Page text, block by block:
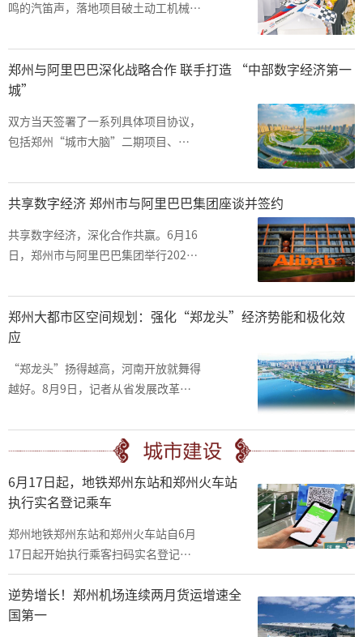
鸣的汽笛声，落地项目破土动工机械轰
共同打造着一支铿锵协奏曲，奏响了郑
州高质量发展的最强音。
郑州与阿里巴巴深化战略合作 联手打造 “中部数字经济第一
城”
双方当天签署了一系列具体项目协议，
包括郑州“城市大脑”二期项目、
人才战略合作等。
共享数字经济 郑州市与阿里巴巴集团座谈并签约
共享数字经济，深化合作共赢。6月16
日，郑州市与阿里巴巴集团举行2020
深化数字城市建设战略合作协议。
郑州大都市区空间规划：强化“郑龙头”经济势能和极化效
应
“郑龙头”扬得越高，河南开放就舞得
越好。8月9日，记者从省发展改革委
印发了《郑州大都市区空间规划(2018
—2035年)》(以下简称《规划》)，提
点”空间格局。
6月17日起，地铁郑州东站和郑州火车站
执行实名登记乘车
郑州地铁郑州东站和郑州火车站自6月
17日起开始执行乘客扫码实名登记乘
车，您可通过扫描车站二维码或出示郑
州市、河南省、全国健康码显示绿码，
经工作人员查验后进站乘车。
逆势增长！郑州机场连续两月货运增速全
国第一